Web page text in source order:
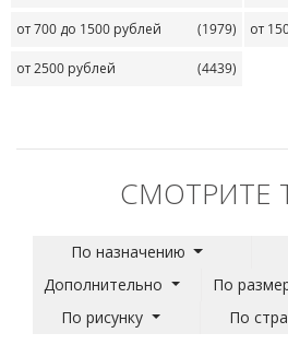
от 700 до 1500 рублей (1979) от
от 2500 рублей (4439)
СМОТРИТЕ
По назначению
Дополнительно
По
По рисунку
По